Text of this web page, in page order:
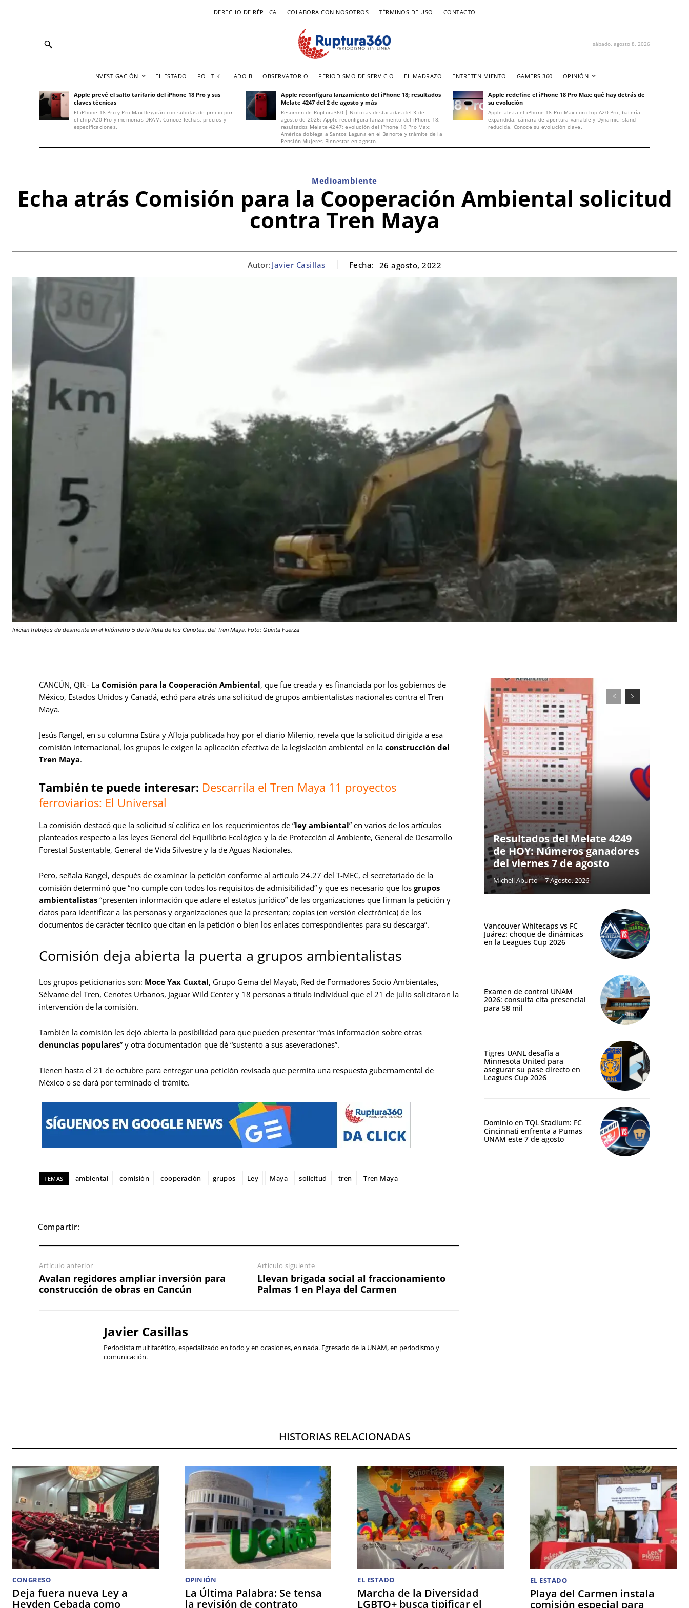
DERECHO DE RÉPLICA COLABORA CON NOSOTROS TÉRMINOS DE USO CONTACTO
sábado, agosto 8, 2026
INVESTIGACIÓN EL ESTADO POLITIK LADO B OBSERVATORIO PERIODISMO DE SERVICIO EL MADRAZO ENTRETENIMIENTO GAMERS 360 OPINIÓN
Apple prevé el salto tarifario del iPhone 18 Pro y sus
claves técnicas
El iPhone 18 Pro y Pro Max llegarán con subidas de precio por
el chip A20 Pro y memorias DRAM. Conoce fechas, precios y
especificaciones.
Apple reconfigura lanzamiento del iPhone 18; resultados
Melate 4247 del 2 de agosto y más
Resumen de Ruptura360 | Noticias destacadas del 3 de
agosto de 2026: Apple reconfigura lanzamiento del iPhone 18;
resultados Melate 4247; evolución del iPhone 18 Pro Max;
América doblega a Santos Laguna en el Banorte y trámite de la
Pensión Mujeres Bienestar en agosto.
Apple redefine el iPhone 18 Pro Max: qué hay detrás de
su evolución
Apple alista el iPhone 18 Pro Max con chip A20 Pro, batería
expandida, cámara de apertura variable y Dynamic Island
reducida. Conoce su evolución clave.
Medioambiente
Echa atrás Comisión para la Cooperación Ambiental solicitud
contra Tren Maya
Autor: Javier Casillas Fecha: 26 agosto, 2022
Inician trabajos de desmonte en el kilómetro 5 de la Ruta de los Cenotes, del Tren Maya. Foto: Quinta Fuerza
CANCÚN, QR.- La Comisión para la Cooperación Ambiental, que fue creada y es financiada por los gobiernos de
México, Estados Unidos y Canadá, echó para atrás una solicitud de grupos ambientalistas nacionales contra el Tren
Maya.
Jesús Rangel, en su columna Estira y Afloja publicada hoy por el diario Milenio, revela que la solicitud dirigida a esa
comisión internacional, los grupos le exigen la aplicación efectiva de la legislación ambiental en la construcción del
Tren Maya.
También te puede interesar: Descarrila el Tren Maya 11 proyectos
ferroviarios: El Universal
La comisión destacó que la solicitud sí califica en los requerimientos de “ley ambiental” en varios de los artículos
planteados respecto a las leyes General del Equilibrio Ecológico y la de Protección al Ambiente, General de Desarrollo
Forestal Sustentable, General de Vida Silvestre y la de Aguas Nacionales.
Pero, señala Rangel, después de examinar la petición conforme al artículo 24.27 del T-MEC, el secretariado de la
comisión determinó que “no cumple con todos los requisitos de admisibilidad” y que es necesario que los grupos
ambientalistas “presenten información que aclare el estatus jurídico” de las organizaciones que firman la petición y
datos para identificar a las personas y organizaciones que la presentan; copias (en versión electrónica) de los
documentos de carácter técnico que citan en la petición o bien los enlaces correspondientes para su descarga”.
Comisión deja abierta la puerta a grupos ambientalistas
Los grupos peticionarios son: Moce Yax Cuxtal, Grupo Gema del Mayab, Red de Formadores Socio Ambientales,
Sélvame del Tren, Cenotes Urbanos, Jaguar Wild Center y 18 personas a título individual que el 21 de julio solicitaron la
intervención de la comisión.
También la comisión les dejó abierta la posibilidad para que pueden presentar “más información sobre otras
denuncias populares” y otra documentación que dé “sustento a sus aseveraciones”.
Tienen hasta el 21 de octubre para entregar una petición revisada que permita una respuesta gubernamental de
México o se dará por terminado el trámite.
TEMAS ambiental comisión cooperación grupos Ley Maya solicitud tren Tren Maya
Compartir:
Artículo anterior
Avalan regidores ampliar inversión para
construcción de obras en Cancún
Artículo siguiente
Llevan brigada social al fraccionamiento
Palmas 1 en Playa del Carmen
Javier Casillas
Periodista multifacético, especializado en todo y en ocasiones, en nada. Egresado de la UNAM, en periodismo y
comunicación.
Resultados del Melate 4249
de HOY: Números ganadores
del viernes 7 de agosto
Michell Aburto - 7 Agosto, 2026
Vancouver Whitecaps vs FC
Juárez: choque de dinámicas
en la Leagues Cup 2026
Examen de control UNAM
2026: consulta cita presencial
para 58 mil
Tigres UANL desafía a
Minnesota United para
asegurar su pase directo en
Leagues Cup 2026
Dominio en TQL Stadium: FC
Cincinnati enfrenta a Pumas
UNAM este 7 de agosto
HISTORIAS RELACIONADAS
CONGRESO
Deja fuera nueva Ley a
Heyden Cebada como
OPINIÓN
La Última Palabra: Se tensa
la revisión de contrato
EL ESTADO
Marcha de la Diversidad
LGBTQ+ busca tipificar el
EL ESTADO
Playa del Carmen instala
comisión especial para